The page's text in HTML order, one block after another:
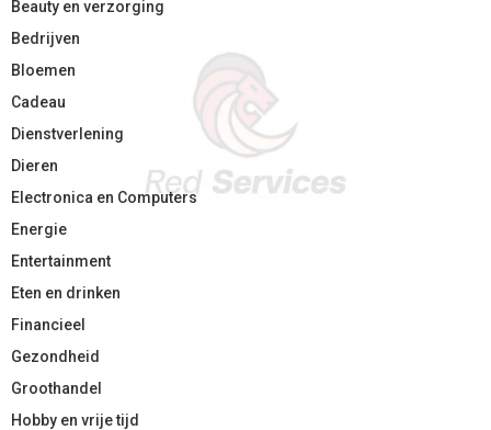
Beauty en verzorging
Bedrijven
Bloemen
Cadeau
Dienstverlening
Dieren
Electronica en Computers
Energie
Entertainment
Eten en drinken
Financieel
Gezondheid
Groothandel
Hobby en vrije tijd